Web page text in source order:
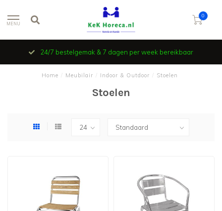
MENU
0
24/7 bestelgemak & 7 dagen per week bereikbaar
Home Meubilair Indoor & Outdoor Stoelen
Stoelen